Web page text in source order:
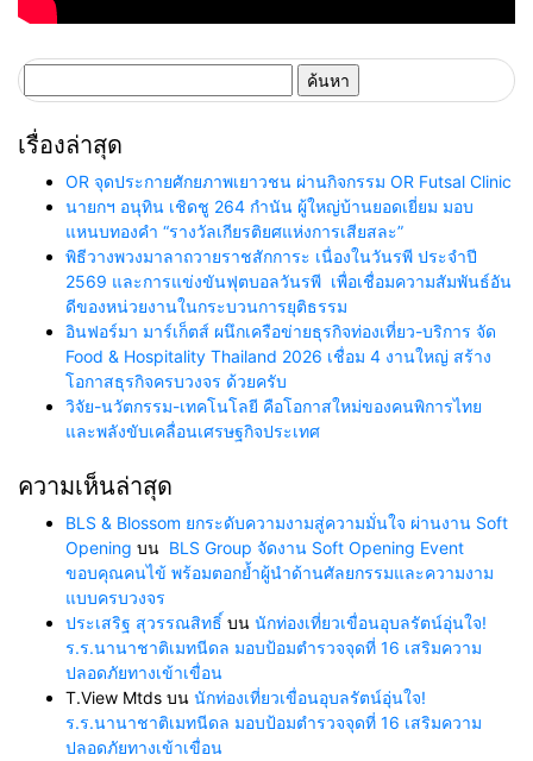
สำหรับ:
เรื่องล่าสุด
OR จุดประกายศักยภาพเยาวชน ผ่านกิจกรรม OR Futsal Clinic
นายกฯ อนุทิน เชิดชู 264 กำนัน ผู้ใหญ่บ้านยอดเยี่ยม มอบ
แหนบทองคำ “รางวัลเกียรติยศแห่งการเสียสละ”
พิธีวางพวงมาลาถวายราชสักการะ เนื่องในวันรพี ประจำปี
2569 และการแข่งขันฟุตบอลวันรพี เพื่อเชื่อมความสัมพันธ์อัน
ดีของหน่วยงานในกระบวนการยุติธรรม
อินฟอร์มา มาร์เก็ตส์ ผนึกเครือข่ายธุรกิจท่องเที่ยว-บริการ จัด
Food & Hospitality Thailand 2026 เชื่อม 4 งานใหญ่ สร้าง
โอกาสธุรกิจครบวงจร ด้วยครับ
วิจัย-นวัตกรรม-เทคโนโลยี คือโอกาสใหม่ของคนพิการไทย
และพลังขับเคลื่อนเศรษฐกิจประเทศ
ความเห็นล่าสุด
BLS & Blossom ยกระดับความงามสู่ความมั่นใจ ผ่านงาน Soft
Opening บน BLS Group จัดงาน Soft Opening Event
ขอบคุณคนไข้ พร้อมตอกย้ำผู้นำด้านศัลยกรรมและความงาม
แบบครบวงจร
ประเสริฐ สุวรรณสิทธิ์ บน นักท่องเที่ยวเขื่อนอุบลรัตน์อุ่นใจ!
ร.ร.นานาชาติเมทนีดล มอบป้อมตำรวจจุดที่ 16 เสริมความ
ปลอดภัยทางเข้าเขื่อน
T.View Mtds บน นักท่องเที่ยวเขื่อนอุบลรัตน์อุ่นใจ!
ร.ร.นานาชาติเมทนีดล มอบป้อมตำรวจจุดที่ 16 เสริมความ
ปลอดภัยทางเข้าเขื่อน